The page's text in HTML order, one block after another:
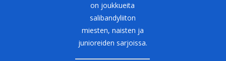
on joukkueita
salibandyliiton
miesten, naisten ja
junioreiden sarjoissa.